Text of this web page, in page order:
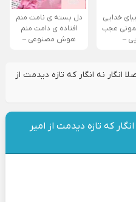
خدایی
عجب
–
دل بسته ی نامت منم
افتاده ی دامت منم
هوش مصنوعی –
انگار نه انگار که تازه دیدمت از
که تازه دیدمت از امیر